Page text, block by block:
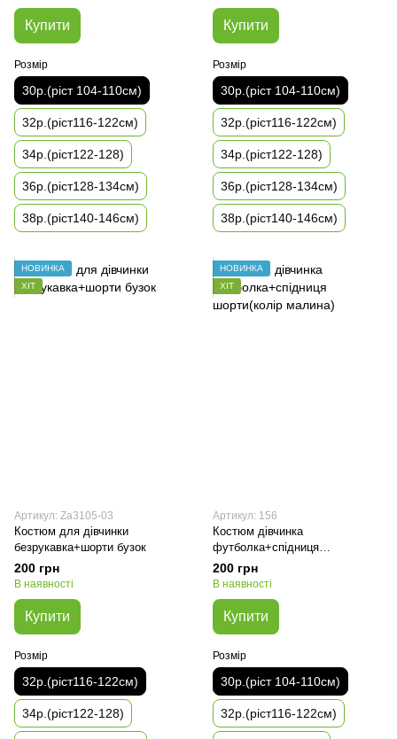
Купити
Розмір
30р.(ріст 104-110см)
32р.(ріст116-122см)
34р.(ріст122-128)
36р.(ріст128-134см)
38р.(ріст140-146см)
Купити
Розмір
30р.(ріст 104-110см)
32р.(ріст116-122см)
34р.(ріст122-128)
36р.(ріст128-134см)
38р.(ріст140-146см)
НОВИНКА
ХІТ
Артикул: Za3105-03
Костюм для дівчинки
безрукавка+шорти бузок
200 грн
В наявності
Купити
Розмір
32р.(ріст116-122см)
34р.(ріст122-128)
НОВИНКА
ХІТ
Артикул: 156
Костюм дівчинка
футболка+спідниця
шорти(колір малина)
200 грн
В наявності
Купити
Розмір
30р.(ріст 104-110см)
32р.(ріст116-122см)